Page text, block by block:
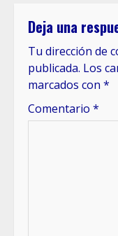
Deja una
Tu dirección de
publicada. Los
marcados con *
Comentario *